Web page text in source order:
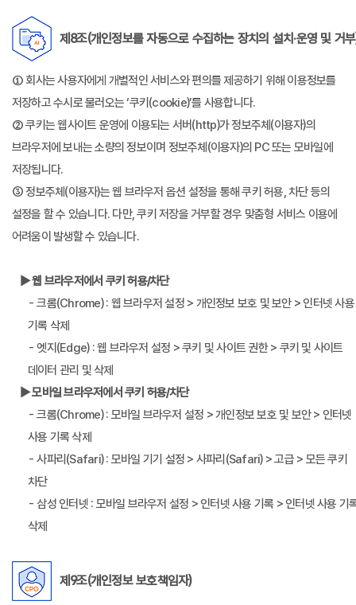
제8조(개인정보를 자동으로 수집하는 장치의 설치·운영 및 거
① 회사는 사용자에게 개별적인 서비스와 편의를 제공하기 위해 이용정보를
저장하고 수시로 불러오는 ‘쿠키(cookie)’를 사용합니다.
② 쿠키는 웹사이트 운영에 이용되는 서버(http)가 정보주체(이용자)의
브라우저에 보내는 소량의 정보이며 정보주체(이용자)의 PC 또는 모바일에
저장됩니다.
③ 정보주체(이용자)는 웹 브라우저 옵션 설정을 통해 쿠키 허용, 차단 등의
설정을 할 수 있습니다. 다만, 쿠키 저장을 거부할 경우 맞춤형 서비스 이용에
어려움이 발생할 수 있습니다.
▶ 웹 브라우저에서 쿠키 허용/차단
- 크롬(Chrome) : 웹 브라우저 설정 > 개인정보 보호 및 보안 > 인터넷 사용
기록 삭제
- 엣지(Edge) : 웹 브라우저 설정 > 쿠키 및 사이트 권한 > 쿠키 및 사이트
데이터 관리 및 삭제
▶ 모바일 브라우저에서 쿠키 허용/차단
- 크롬(Chrome) : 모바일 브라우저 설정 > 개인정보 보호 및 보안 > 인터넷
사용 기록 삭제
- 사파리(Safari) : 모바일 기기 설정 > 사파리(Safari) > 고급 > 모든 쿠키
차단
- 삼성 인터넷 : 모바일 브라우저 설정 > 인터넷 사용 기록 > 인터넷 사용 기
삭제
제9조(개인정보 보호책임자)